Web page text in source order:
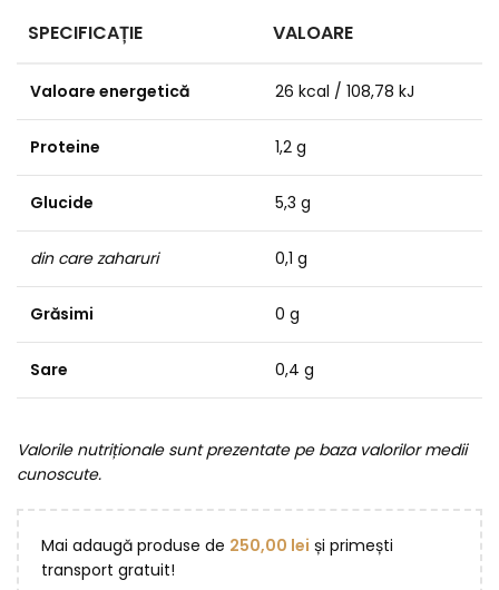
SPECIFICAȚIE VALOARE
Valoare energetică 26 kcal / 108,78 kJ
Proteine 1,2 g
Glucide 5,3 g
din care zaharuri 0,1 g
Grăsimi 0 g
Sare 0,4 g
Valorile nutriționale sunt prezentate pe baza valorilor medii
cunoscute.
Mai adaugă produse de 250,00 lei și primești
transport gratuit!